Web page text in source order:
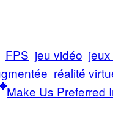
FPS jeu vidéo
réalité
Make Us Preferred